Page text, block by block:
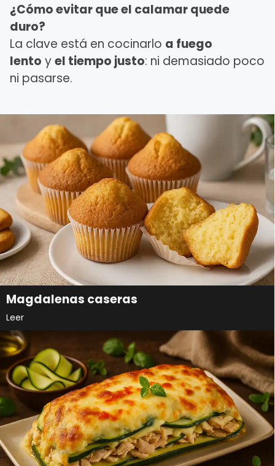
¿Cómo evitar que el calamar quede
duro?
La clave está en cocinarlo a fuego
lento yel tiempo justo: ni demasiado poco
ni pasarse.
Magdalenas caseras
Leer